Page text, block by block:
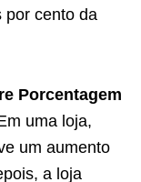
por cento da
Porcentagem
uma loja,
um aumento
a loja